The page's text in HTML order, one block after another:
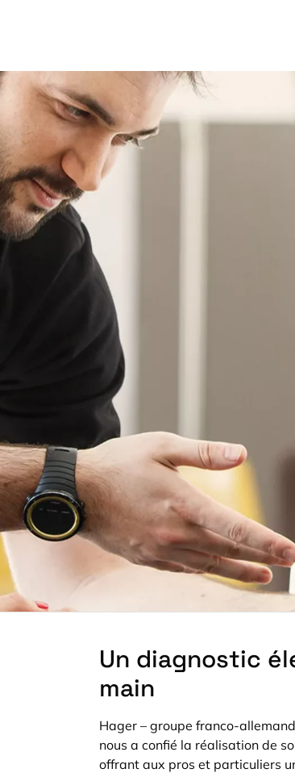
Un diagnostic
main
Hager – groupe franco-
nous a confié la réalisation de
offrant aux pros et particuliers